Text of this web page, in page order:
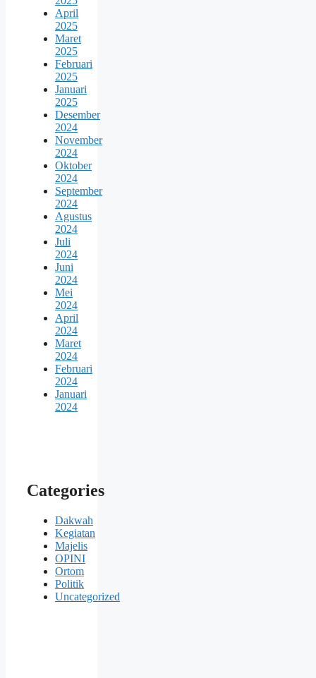
April
2025
Maret
2025
Februari
2025
Januari
2025
Desember
2024
November
2024
Oktober
2024
September
2024
Agustus
2024
Juli
2024
Juni
2024
Mei
2024
April
2024
Maret
2024
Februari
2024
Januari
2024
Categories
Dakwah
Kegiatan
Majelis
OPINI
Ortom
Politik
Uncategorized